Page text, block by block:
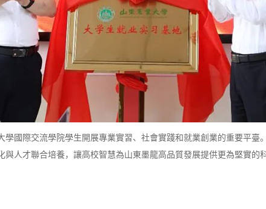
際交流學院學生開展專業實習、社會實踐和就業創業的重要平臺
人才聯合培養，讓高校智慧為山東墨龍高品質發展提供更為堅實的